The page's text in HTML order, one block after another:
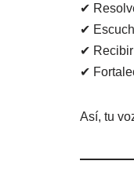
✔
✔
✔
✔
Así, tu